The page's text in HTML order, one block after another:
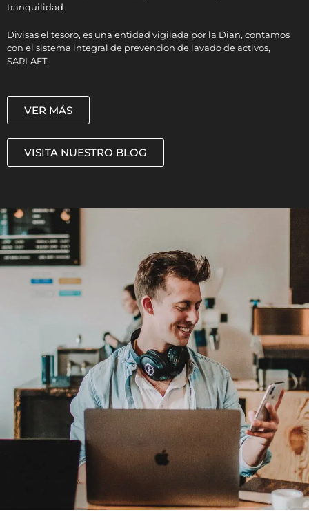
tranquilidad
Divisas el tesoro, es una entidad vigilada por la Dian, contamos
con el sistema integral de prevencion de lavado de activos,
SARLAFT.
VER MÁS
VISITA NUESTRO BLOG